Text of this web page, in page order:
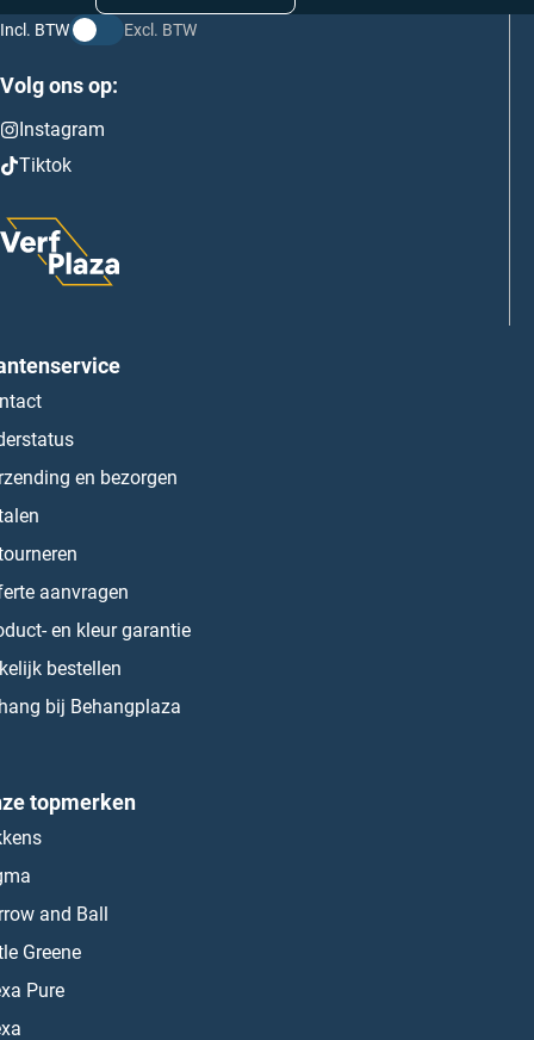
Incl. BTW Excl. BTW
Volg ons op:
Instagram
Tiktok
en bezorgen
aanvragen
en kleur garantie
bestellen
bij Behangplaza
topmerken
and Ball
Greene
Pure